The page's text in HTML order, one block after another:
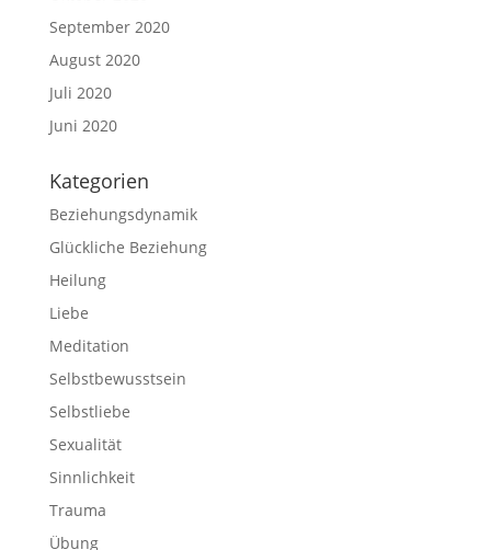
September 2020
August 2020
Juli 2020
Juni 2020
Kategorien
Beziehungsdynamik
Glückliche Beziehung
Heilung
Liebe
Meditation
Selbstbewusstsein
Selbstliebe
Sexualität
Sinnlichkeit
Trauma
Übung